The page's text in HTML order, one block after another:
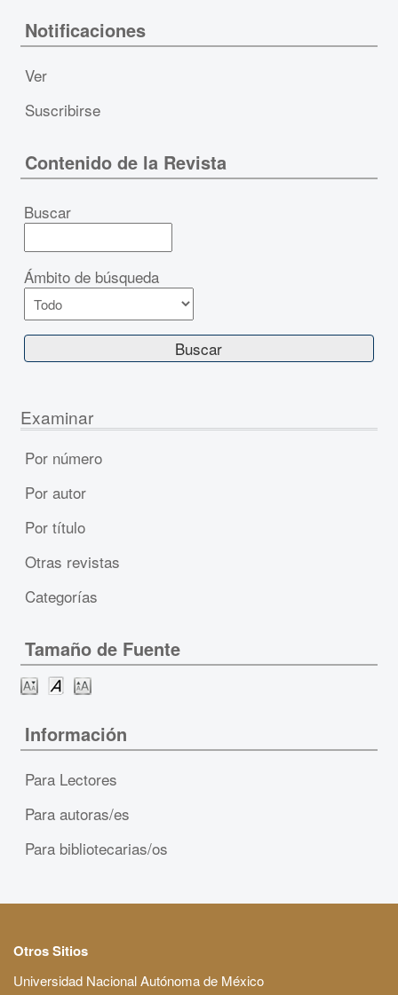
Notificaciones
Ver
Suscribirse
Contenido de la Revista
Buscar
Ámbito de búsqueda
Examinar
Por número
Por autor
Por título
Otras revistas
Categorías
Tamaño de Fuente
Información
Para Lectores
Para autoras/es
Para bibliotecarias/os
Otros Sitios
Universidad Nacional Autónoma de México